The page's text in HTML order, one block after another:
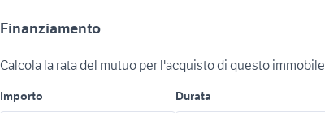
Finanziamento
Calcola la rata del mutuo per l'acquisto di questo immobile
Importo Durata